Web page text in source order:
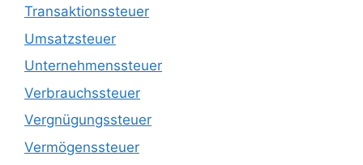
Transaktionssteuer
Umsatzsteuer
Unternehmenssteuer
Verbrauchssteuer
Vergnügungssteuer
Vermögenssteuer